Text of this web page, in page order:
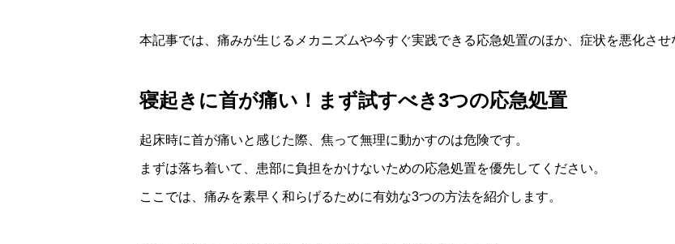
本記事では、痛みが生じるメカニズムや今すぐ実践できる応急処置のほか、症状を悪化さ
寝起きに首が痛い！まず試すべき3つの応急処置
起床時に首が痛いと感じた際、焦って無理に動かすのは危険です。
まずは落ち着いて、患部に負担をかけないための応急処置を優先してください。
ここでは、痛みを素早く和らげるために有効な3つの方法を紹介します。